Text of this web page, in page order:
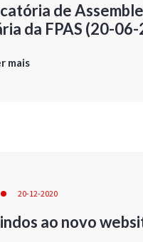
de
da FPAS (20-
mais
20-12-2020
ao novo